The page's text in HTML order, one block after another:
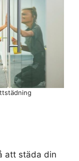
att städa din